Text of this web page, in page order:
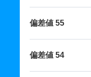
偏差値 55
偏差値 54